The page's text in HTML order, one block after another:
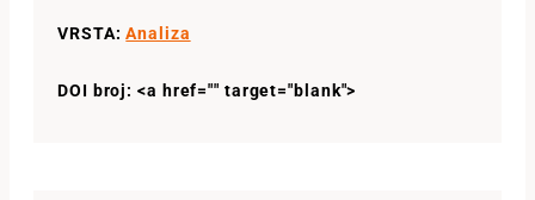
VRSTA:Analiza
DOI broj: <a href="" target="blank">